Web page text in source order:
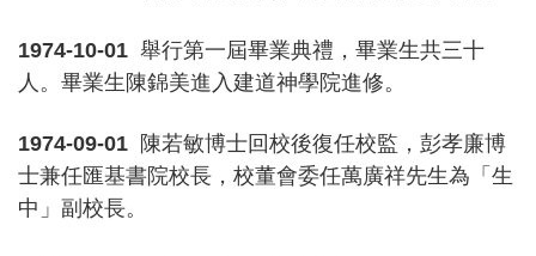
1974-10-01 舉行第一屆畢業典禮，畢業生共三十
人。畢業生陳錦美進入建道神學院進修。
1974-09-01 陳若敏博士回校後復任校監，彭孝廉博
士兼任匯基書院校長，校董會委任萬廣祥先生為「生
中」副校長。